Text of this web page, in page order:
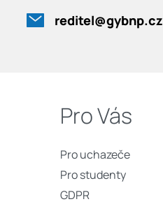
reditel@gybnp.cz
Pro Vás
Pro uchazeče
Pro studenty
GDPR